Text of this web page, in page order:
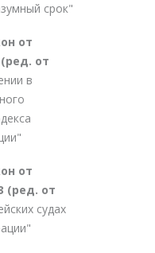
срок"
от
(ред. от
в
от
(ред. от
судах